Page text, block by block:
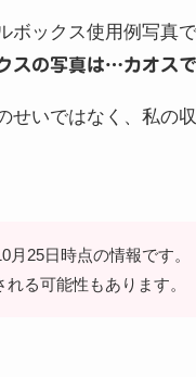
ボックス使用例写真
スの写真は…カオスで
いではなく、私の
月25日時点の情報です。
る可能性もあります。